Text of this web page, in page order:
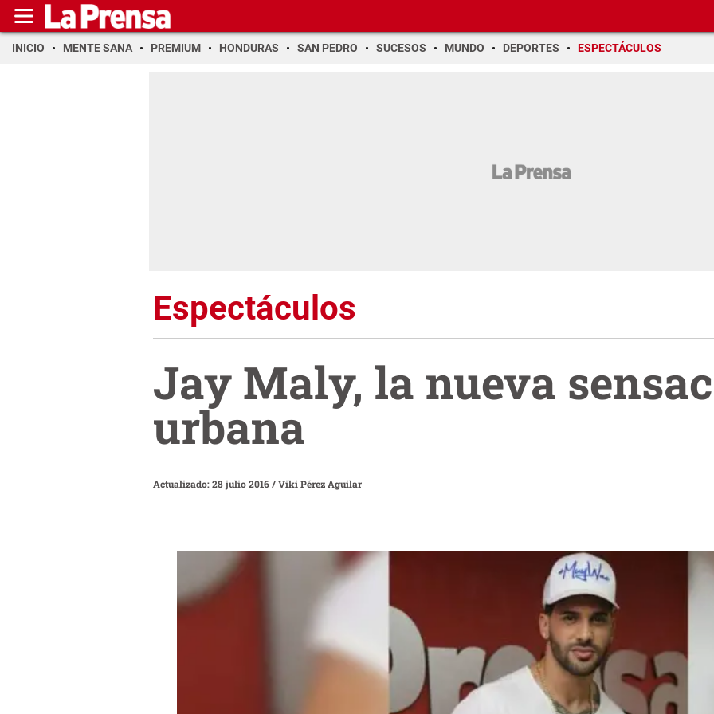
INICIO MENTE SANA PREMIUM HONDURAS SAN PEDRO SUCESOS MUNDO DEPORTES ESPECTÁCULOS
Espectáculos
Jay Maly, la nueva
urbana
Actualizado: 28 julio 2016/Viki Pérez Aguilar